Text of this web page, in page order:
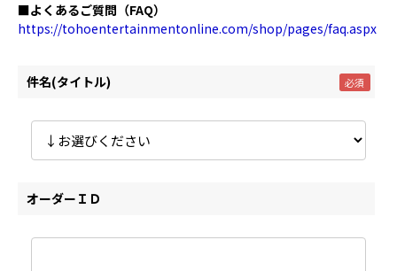
■よくあるご質問（FAQ）
https://tohoentertainmentonline.com/shop/pages/faq.aspx
件名(タイトル)
オーダーＩＤ